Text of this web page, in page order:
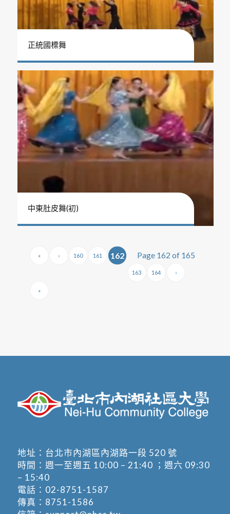
正統國標舞
中東肚皮舞(初)
Page 162 of 165
« ‹ 160 161 162
163 164 ›
»
地址： 台北市內湖區內湖路一段 520 號
時間：週一至週五 10:00 – 21:40 ；週六 09:30
– 15:40
電話： 02-8751-1587
傳真：8751-1586